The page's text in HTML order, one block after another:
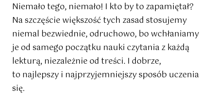
Niemało tego, niemało! I kto by to zapamiętał?
Na szczęście większość tych zasad stosujemy
niemal bezwiednie, odruchowo, bo wchłaniamy
je od samego początku nauki czytania z każdą
lekturą, niezależnie od treści. I dobrze,
to najlepszy i najprzyjemniejszy sposób uczenia
się.